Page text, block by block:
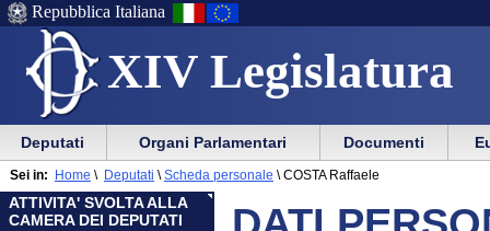
XIV Legislatura
Menu
di
ausilio
alla
Vai
Menu
di
navigazione
Repubblica Italiana
Menu
di
navigazione
principale
Vai
menu
di
sezione
Deputati Organi Parlamentari Documenti
ATTIVITA' SVOLTA ALLA
CAMERA DEI DEPUTATI
Sei in: Home \ Deputati \ Scheda personale \ COSTA Raffaele